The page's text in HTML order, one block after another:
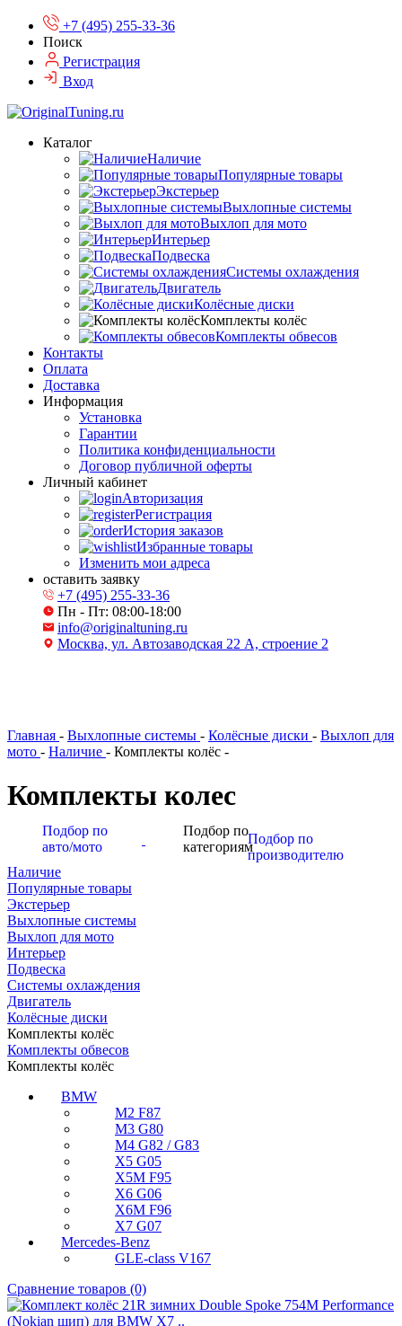
+7 (495) 255-33-36
Поиск
Регистрация
Вход
Каталог
Наличие
Популярные товары
Экстерьер
Выхлопные системы
Выхлоп для мото
Интерьер
Подвеска
Системы охлаждения
Двигатель
Колёсные диски
Комплекты колёс
Комплекты обвесов
Контакты
Оплата
Доставка
Информация
Установка
Гарантии
Политика конфиденциальности
Договор публичной оферты
Личный кабинет
Авторизация
Регистрация
История заказов
Избранные товары
Изменить мои адреса
оставить заявку
+7 (495) 255-33-36
Пн - Пт: 08:00-18:00
info@originaltuning.ru
Москва, ул. Автозаводская 22 А, строение 2
Главная - Выхлопные системы - Колёсные диски - Выхлоп для
мото - Наличие - Комплекты колёс -
Комплекты колес
Подбор по
авто/мото
Подбор по
категориям
Подбор по
производителю
Наличие
Популярные товары
Экстерьер
Выхлопные системы
Выхлоп для мото
Интерьер
Подвеска
Системы охлаждения
Двигатель
Колёсные диски
Комплекты колёс
Комплекты обвесов
Комплекты колёс
BMW
M2 F87
M3 G80
M4 G82 / G83
X5 G05
X5M F95
X6 G06
X6M F96
X7 G07
Mercedes-Benz
GLE-class V167
Сравнение товаров (0)